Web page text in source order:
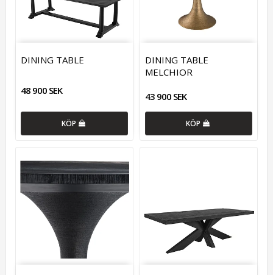
DINING TABLE
48 900 SEK
KÖP
DINING TABLE
MELCHIOR
43 900 SEK
KÖP